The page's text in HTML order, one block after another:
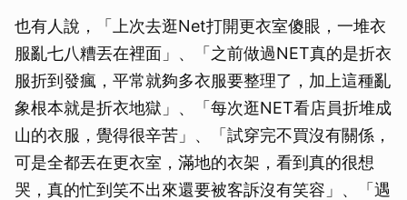
也有人說，「上次去逛Net打開更衣室傻眼，一堆衣
服亂七八糟丟在裡面」、「之前做過NET真的是折衣
服折到發瘋，平常就夠多衣服要整理了，加上這種亂
象根本就是折衣地獄」、「每次逛NET看店員折堆成
山的衣服，覺得很辛苦」、「試穿完不買沒有關係，
可是全都丟在更衣室，滿地的衣架，看到真的很想
哭，真的忙到笑不出來還要被客訴沒有笑容」、「遇